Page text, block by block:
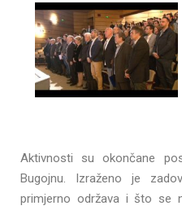
Aktivnosti su okončane
Bugojnu. Izraženo je
primjerno održava i što se